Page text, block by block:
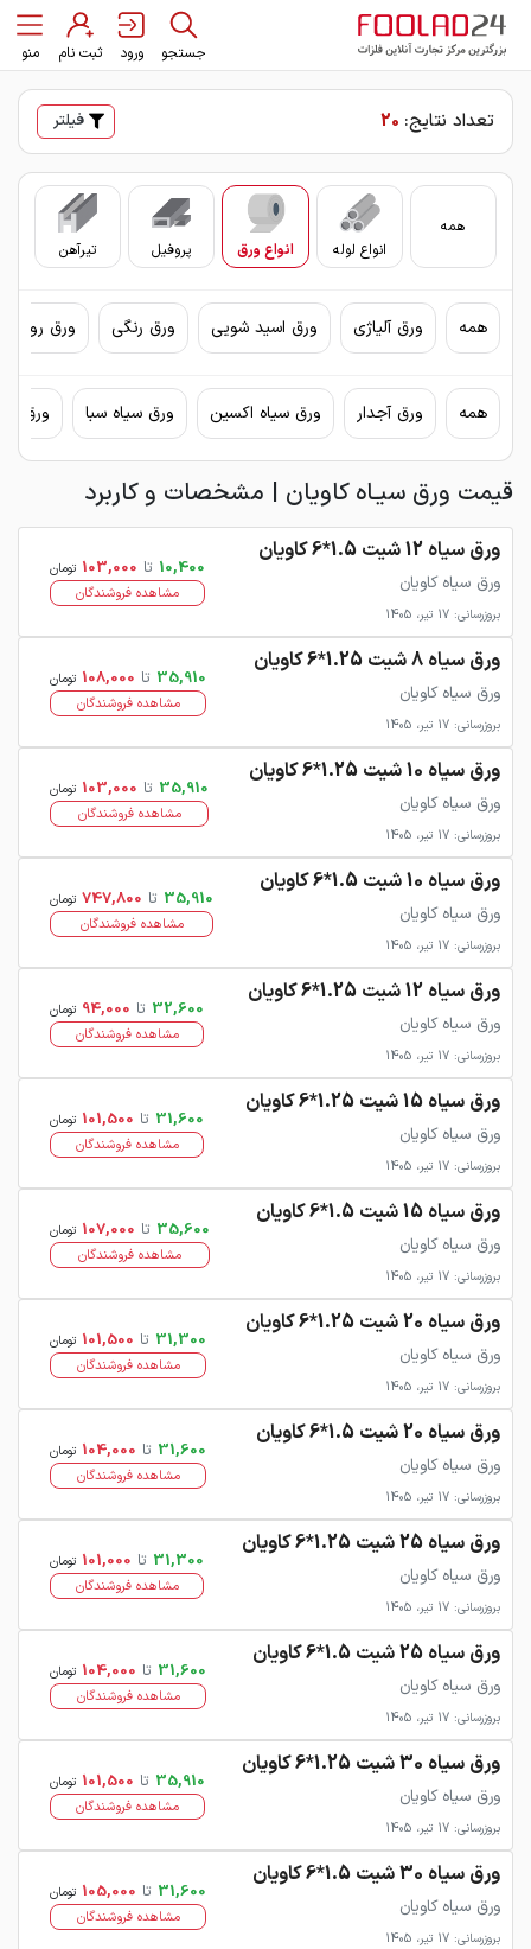
جستجو ورود ثبت نام منو
تعداد نتایج: 20 فیلتر
همه
انواع لوله
انواع ورق پروفیل تیرآهن
همه ورق آلیاژی ورق اسید شویی ورق رنگی ورق
همه ورق آجدار ورق سیاه اکسین ورق سیاه سبا ورق
قيمت ورق سيـاه كاويان | مشخصات و كاربرد
ورق سیاه 12 شیت 1.5*6 کاویان
ورق سیاه کاویان
بروزرسانی: 17 تیر، 1405
10,400 تا 103,000 تومان
مشاهده فروشندگان
ورق سیاه 8 شیت 1.25*6 کاویان
ورق سیاه کاویان
بروزرسانی: 17 تیر، 1405
35,910 تا 108,000 تومان
مشاهده فروشندگان
ورق سیاه 10 شیت 1.25*6 کاویان
ورق سیاه کاویان
بروزرسانی: 17 تیر، 1405
35,910 تا 103,000 تومان
مشاهده فروشندگان
ورق سیاه 10 شیت 1.5*6 کاویان
ورق سیاه کاویان
بروزرسانی: 17 تیر، 1405
35,910 تا 747,800 تومان
مشاهده فروشندگان
ورق سیاه 12 شیت 1.25*6 کاویان
ورق سیاه کاویان
بروزرسانی: 17 تیر، 1405
32,600 تا 94,000 تومان
مشاهده فروشندگان
ورق سیاه 15 شیت 1.25*6 کاویان
ورق سیاه کاویان
بروزرسانی: 17 تیر، 1405
31,600 تا 101,500 تومان
مشاهده فروشندگان
ورق سیاه 15 شیت 1.5*6 کاویان
ورق سیاه کاویان
بروزرسانی: 17 تیر، 1405
35,600 تا 107,000 تومان
مشاهده فروشندگان
ورق سیاه 20 شیت 1.25*6 کاویان
ورق سیاه کاویان
بروزرسانی: 17 تیر، 1405
31,300 تا 101,500 تومان
مشاهده فروشندگان
ورق سیاه 20 شیت 1.5*6 کاویان
ورق سیاه کاویان
بروزرسانی: 17 تیر، 1405
31,600 تا 104,000 تومان
مشاهده فروشندگان
ورق سیاه 25 شیت 1.25*6 کاویان
ورق سیاه کاویان
بروزرسانی: 17 تیر، 1405
31,300 تا 101,000 تومان
مشاهده فروشندگان
ورق سیاه 25 شیت 1.5*6 کاویان
ورق سیاه کاویان
بروزرسانی: 17 تیر، 1405
31,600 تا 104,000 تومان
مشاهده فروشندگان
ورق سیاه 30 شیت 1.25*6 کاویان
ورق سیاه کاویان
بروزرسانی: 17 تیر، 1405
35,910 تا 101,500 تومان
مشاهده فروشندگان
ورق سیاه 30 شیت 1.5*6 کاویان
ورق سیاه کاویان
بروزرسانی: 17 تیر، 1405
31,600 تا 105,000 تومان
مشاهده فروشندگان